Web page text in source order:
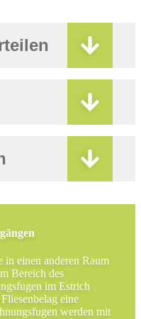
in einen anderen Raum
Bereich des
im Estrich
eine
werden mit